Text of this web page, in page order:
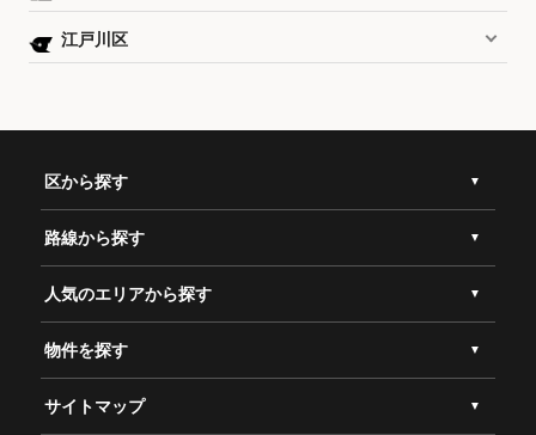
江戸川区
区から探す
路線から探す
人気のエリアから探す
物件を探す
サイトマップ